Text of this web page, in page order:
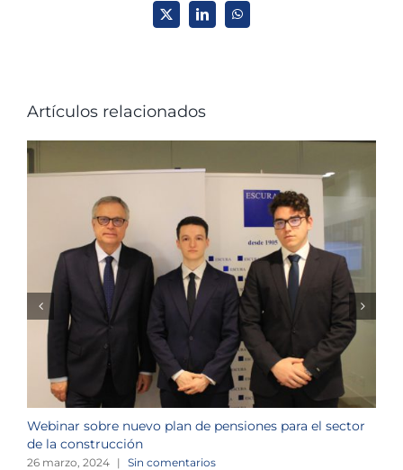
X LinkedInWhatsApp
Artículos relacionados
Webinar sobre nuevo plan de pensiones para el sector
de la construcción
26 marzo, 2024 | Sin comentarios